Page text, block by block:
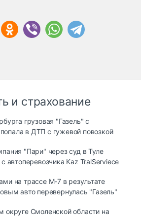
и страхование
грузовая "Газель" с
в ДТП с гужевой повозкой
"Пари" через суд в Туле
автоперевозчика Kaz TralServiece
на трассе М-7 в результате
авто перевернулась "Газель"
округе Смоленской области на